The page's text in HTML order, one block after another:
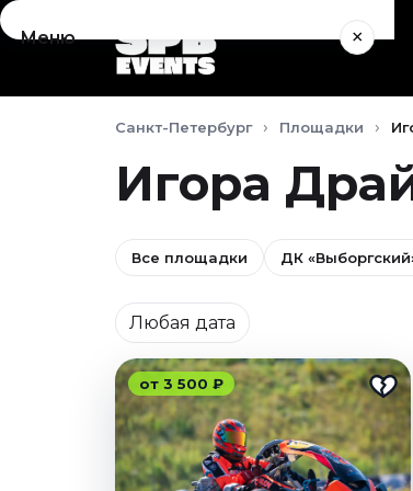
Меню ×
Концерты
Август 2026
Октябрь 2026
Декабрь 2026
Январь 2027
Сентябрь 2026
Октябрь 2026
Ноябрь 2026
Декабрь 2026
Санкт-Петербург Площадки
Игора
Все площадки ДК
Дата
Любая дата
от 3 500 ₽